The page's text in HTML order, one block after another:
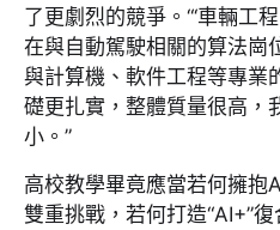
了更劇烈的競爭。“‘車輛工
在與自動駕駛相關的算法崗
與計算機、軟件工程等專業
礎更扎實，整體質量很高，
小。”
高校教學畢竟應當若何擁抱
雙重挑戰，若何打造“AI+”